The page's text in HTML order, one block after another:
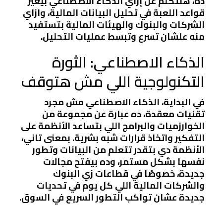
قواعد اللعبة في تحليل البيانات المالية، وازاي
الشركات والبنوك والهيئات المالية بتستفيد
منه علشان تسرع وتبسط عمليات التحليل.
الذكاء الاصطناعي: الثورة
التكنولوجية اللي مش هتوقف
في البداية، الذكاء الاصطناعي مش مجرد
تقنيات معقدة، ده عبارة عن مجموعة من
الخوارزميات والبرامج اللي بتساعد الأنظمة على
التفكير واتخاذ قرارات شبه بشرية. بمعنى تاني،
الأنظمة دي بتقدر تتعلم من البيانات وتطور
نفسها بشكل مستمر، وده بيفتح مجالات
جديدة، خصوصًا في قطاعات زي البنوك
والشركات المالية اللي كل يوم في تحديات
جديدة عشان تواكب التطور السريع في السوق.